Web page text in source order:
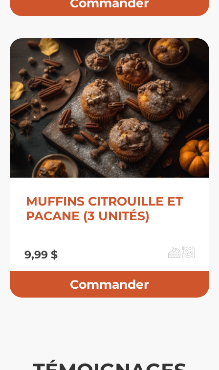
MUFFINS CITROUILLE ET
PACANE (3 UNITÉS)
9,99 $